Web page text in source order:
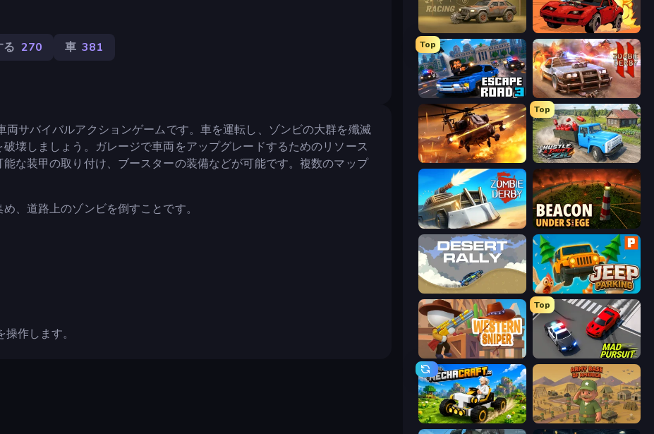
る 270 車 381
両サバイバルアクションゲームです。車を運転し、ゾンビの大群を殲滅
壊しましょう。ガレージで車両をアップグレードするためのリソース
な装甲の取り付け、ブースターの装備などが可能です。複数のマップ
、道路上のゾンビを倒すことです。
作します。
Road of Fury 4
Top
Escape Road 3 Zombie Derby 2
Heli Military Base
Top
Hustle & Drift in ZIL
Zombie Derby Beacon Under Siege
Desert Rally Jeep Parking 3D
Western Sniper
Top
Mad Pursuit
Mechacraft.io Army Base Of America